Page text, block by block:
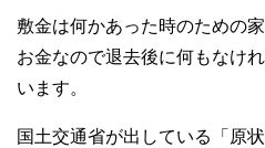
敷金は何かあった時のための
お金なので退去後に何もなけ
います。
国土交通省が出している「原